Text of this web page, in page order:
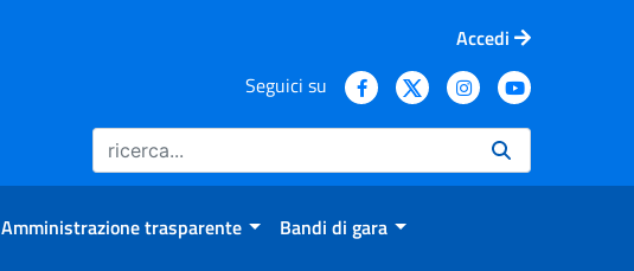
Accedi
Seguici su
Amministrazione trasparente Bandi di gara